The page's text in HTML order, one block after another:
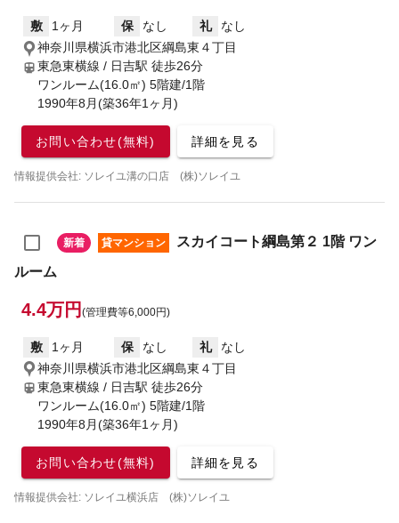
敷 1ヶ月 保 なし 礼
なし
神奈川県横浜市港北区綱島東４丁目
東急東横線 / 日吉駅 徒歩26分
ワンルーム(16.0㎡) 5階建/1階
1990年8月(築36年1ヶ月)
お問い合わせ(無料) 詳細を見る
情報提供会社: ソレイユ溝の口店 (株)ソレイユ
新着 貸マンション
スカイコート綱島第２ 1階 ワン
ルーム
4.4万円 (管理費等6,000円)
敷 1ヶ月 保 なし 礼
なし
神奈川県横浜市港北区綱島東４丁目
東急東横線 / 日吉駅 徒歩26分
ワンルーム(16.0㎡) 5階建/1階
1990年8月(築36年1ヶ月)
お問い合わせ(無料) 詳細を見る
情報提供会社: ソレイユ横浜店 (株)ソレイユ